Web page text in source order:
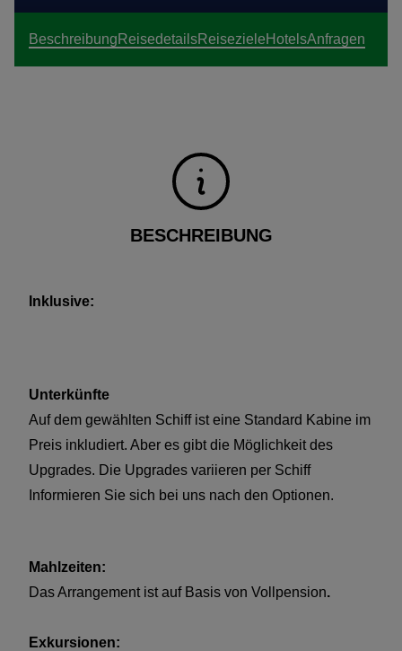
forest is tropical and humid, with trees that can reach
where our expedition stops for a day. Jau National
Park was created in 1980, and the difference it made
for the wildlife in the region is very clear in comparison
Haben Sie Interesse an diesem Baustein? Möchten
Sie diesen separat buchen oder eventuell in eine
Rundreise integrieren. Dann nehmen Sie einfach
Kontakt mit uns auf und wir machen Ihnen ein
Vorteile Reiseangebot:
Reiseangebot stellen wir gratis und unverbindlich für
BeschreibungReisedetailsReisezieleHotelsAnfragen
BESCHREIBUNG
Inklusive:
Unterkünfte
Auf dem gewählten Schiff ist eine Standard Kabine im
Preis inkludiert. Aber es gibt die Möglichkeit des
Upgrades. Die Upgrades variieren per Schiff
Informieren Sie sich bei uns nach den Optionen.
Mahlzeiten:
Das Arrangement ist auf Basis von Vollpension.
Exkursionen: